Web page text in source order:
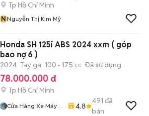
Tp Hồ Chí Minh
NNguyễn Thị Kim Mỹ
Honda SH 125i ABS 2024 xxm ( góp
bao nợ 6 )
2024 Tay ga 100 - 175 cc Đã sử dụng
78.000.000 đ
Tp Hồ Chí Minh
Cửa Hàng Xe Máy
4.8
491 đã
bán